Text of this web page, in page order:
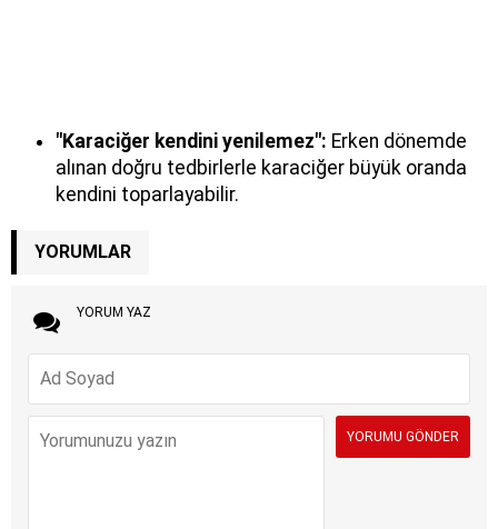
"Karaciğer kendini yenilemez": Erken dönemde
alınan doğru tedbirlerle karaciğer büyük oranda
kendini toparlayabilir.
YORUMLAR
YORUM YAZ